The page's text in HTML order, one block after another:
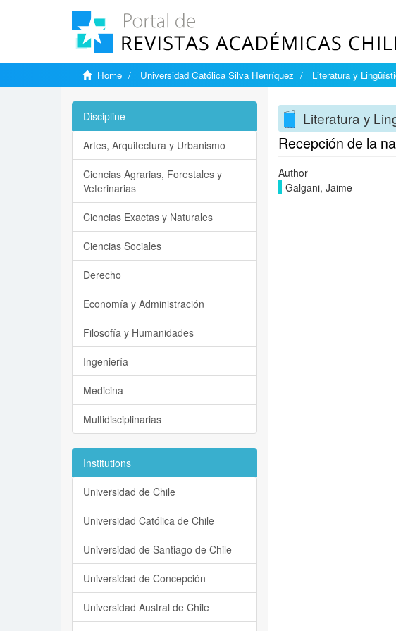
Home Universidad Católica Silva Henríquez Literatura y
Literatura y
Recepción de la
Author
Galgani, Jaime
Discipline
Artes, Arquitectura y Urbanismo
Ciencias Agrarias, Forestales y
Veterinarias
Ciencias Exactas y Naturales
Ciencias Sociales
Derecho
Economía y Administración
Filosofía y Humanidades
Ingeniería
Medicina
Multidisciplinarias
Institutions
Universidad de Chile
Universidad Católica de Chile
Universidad de Santiago de Chile
Universidad de Concepción
Universidad Austral de Chile